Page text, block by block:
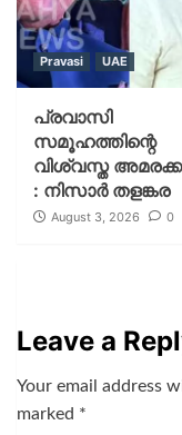
Pravasi UAE
പ്രവാസി
സമൂഹത്തിന്റെ
വിശ്വസ്ത
: നിസാർ തളങ്കര
August 3, 2026 0
Leave a
Your email address
marked *